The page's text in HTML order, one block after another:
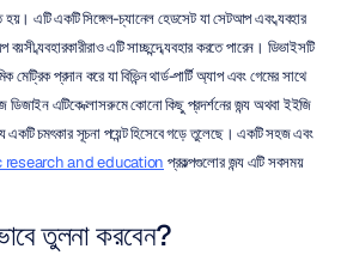
হয়। এটি একটি সিঙ্গেল-চ্যানেল হেডসেট যা সেটআপ এবং ব্যবহার
ব্যবহারকারীরাও এটি সাচ্ছন্দে ব্যবহার করতে পারেন। ডিভাইসটি
মেট্রিক প্রদান করে যা বিভিন্ন থার্ড-পার্টি অ্যাপ এবং গেমের সাথে
এটিকে ক্লাসরুমে কোনো কিছু প্রদর্শনের জন্য অথবা ইইজি
একটি চমৎকার সূচনা পয়েন্ট হিসেবে গড়ে তুলেছে। একটি সহজ এবং
research and education প্রকল্পগুলোর জন্য এটি সবসময়
তুলনা করবেন?